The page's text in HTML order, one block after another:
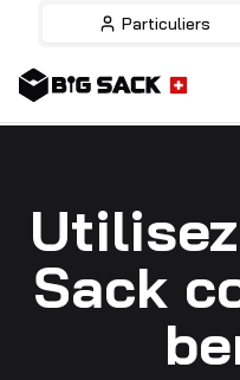
Particuliers
Sack